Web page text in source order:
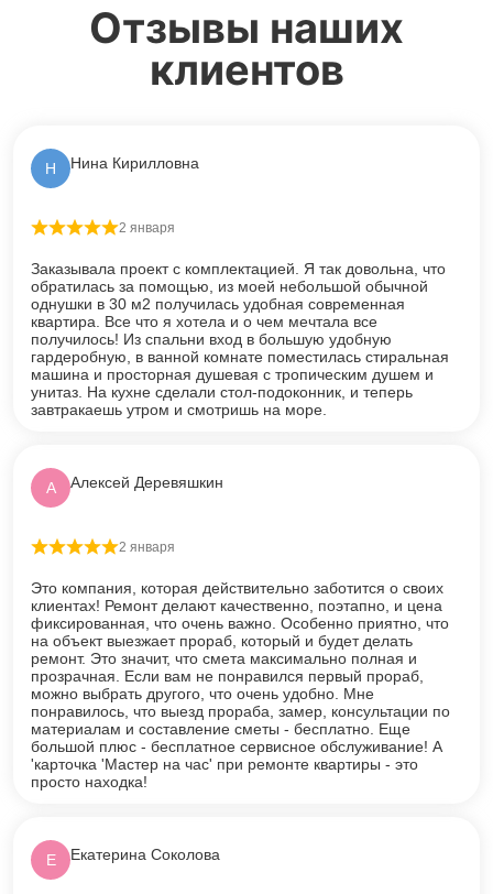
Отзывы наших
клиентов
Н Нина Кирилловна
Оценка5из 5
2 января
Заказывала проект с комплектацией. Я так довольна, что
обратилась за помощью, из моей небольшой обычной
однушки в 30 м2 получилась удобная современная
квартира. Все что я хотела и о чем мечтала все
получилось! Из спальни вход в большую удобную
гардеробную, в ванной комнате поместилась стиральная
машина и просторная душевая с тропическим душем и
унитаз. На кухне сделали стол-подоконник, и теперь
завтракаешь утром и смотришь на море.
А Алексей Деревяшкин
Оценка5из 5
2 января
Это компания, которая действительно заботится о своих
клиентах! Ремонт делают качественно, поэтапно, и цена
фиксированная, что очень важно. Особенно приятно, что
на объект выезжает прораб, который и будет делать
ремонт. Это значит, что смета максимально полная и
прозрачная. Если вам не понравился первый прораб,
можно выбрать другого, что очень удобно. Мне
понравилось, что выезд прораба, замер, консультации по
материалам и составление сметы - бесплатно. Еще
большой плюс - бесплатное сервисное обслуживание! А
'карточка 'Мастер на час' при ремонте квартиры - это
просто находка!
Е Екатерина Соколова